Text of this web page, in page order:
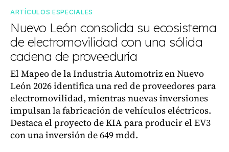
ARTÍCULOS ESPECIALES
Nuevo León consolida su ecosistema
de electromovilidad con una sólida
cadena de proveeduría
El Mapeo de la Industria Automotriz en Nuevo
León 2026 identifica una red de proveedores para
electromovilidad, mientras nuevas inversiones
impulsan la fabricación de vehículos eléctricos.
Destaca el proyecto de KIA para producir el EV3
con una inversión de 649 mdd.